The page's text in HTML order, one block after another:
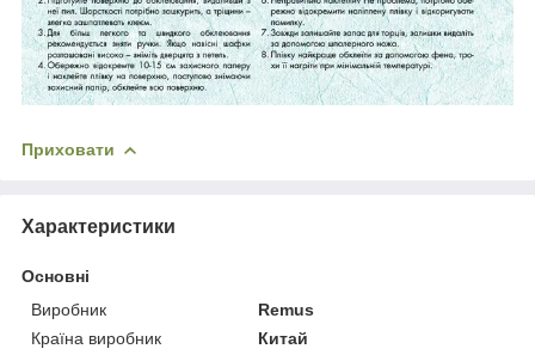
Приховати
Характеристики
Основні
Виробник
Remus
Країна виробник
Китай